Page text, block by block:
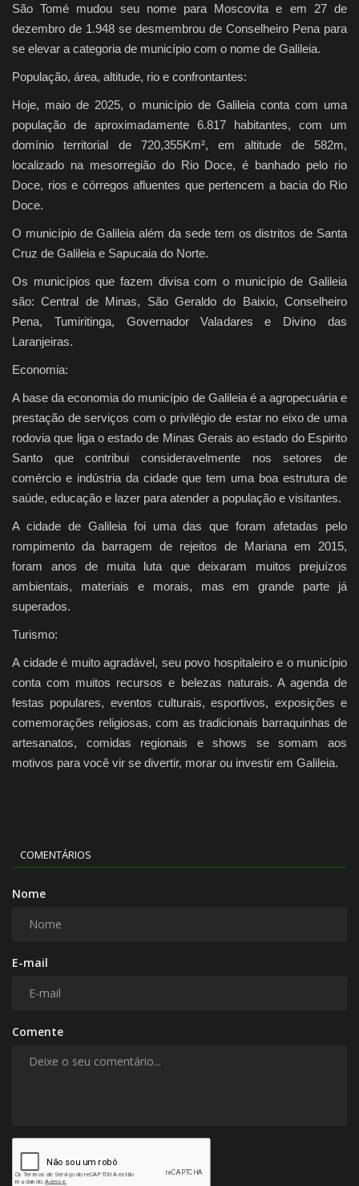
São Tomé mudou seu nome para Moscovita e em 27 de
dezembro de 1.948 se desmembrou de Conselheiro Pena para
se elevar a categoria de município com o nome de Galileia.
População, área, altitude, rio e confrontantes:
Hoje, maio de 2025, o município de Galileia conta com uma
população de aproximadamente 6.817 habitantes, com um
domínio territorial de 720,355Km², em altitude de 582m,
localizado na mesorregião do Rio Doce, é banhado pelo rio
Doce, rios e córregos afluentes que pertencem a bacia do Rio
Doce.
O município de Galileia além da sede tem os distritos de Santa
Cruz de Galileia e Sapucaia do Norte.
Os municípios que fazem divisa com o município de Galileia
são: Central de Minas, São Geraldo do Baixio, Conselheiro
Pena, Tumiritinga, Governador Valadares e Divino das
Laranjeiras.
Economia:
A base da economia do município de Galileia é a agropecuária e
prestação de serviços com o privilégio de estar no eixo de uma
rodovia que liga o estado de Minas Gerais ao estado do Espirito
Santo que contribui consideravelmente nos setores de
comércio e indústria da cidade que tem uma boa estrutura de
saúde, educação e lazer para atender a população e visitantes.
A cidade de Galileia foi uma das que foram afetadas pelo
rompimento da barragem de rejeitos de Mariana em 2015,
foram anos de muita luta que deixaram muitos prejuízos
ambientais, materiais e morais, mas em grande parte já
superados.
Turismo:
A cidade é muito agradável, seu povo hospitaleiro e o município
conta com muitos recursos e belezas naturais. A agenda de
festas populares, eventos culturais, esportivos, exposições e
comemorações religiosas, com as tradicionais barraquinhas de
artesanatos, comidas regionais e shows se somam aos
motivos para você vir se divertir, morar ou investir em Galileia.
COMENTÁRIOS
Nome
E-mail
Comente